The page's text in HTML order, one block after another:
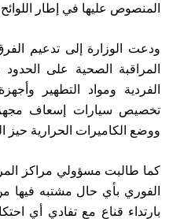
المنصوص عليها في إطار
ودعت الوزارة إلى تدعيم
المراقبة الصحية على
الفردية ومواد التطهير
تخصيص سيارات إسعاف
ووضع الكاميرات الحرارية
كما طالبت مسؤولي مراكز
الفوري بأي حال مشتبه فيها
بارتداء قناع مع تفادي أي